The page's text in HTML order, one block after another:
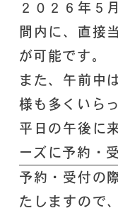
２０２６年５
間内に、直接
が可能です。
また、午前中
様も多くいら
平日の午後に
ーズに予約・
予約・受付の
たしますので